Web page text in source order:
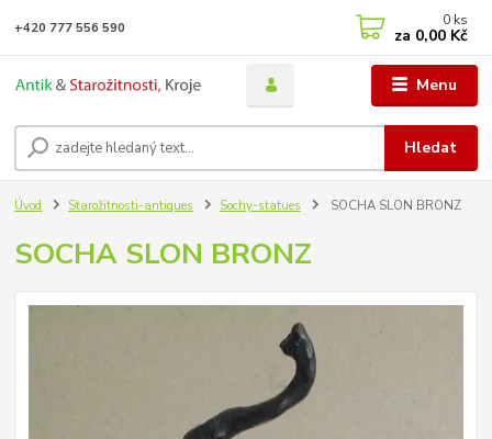
Menu
Hledat
+420 777 556 590 0 ks
za 0,00 Kč
Úvod Starožitnosti-antiques Sochy-statues SOCHA SLON BRONZ
SOCHA SLON BRONZ